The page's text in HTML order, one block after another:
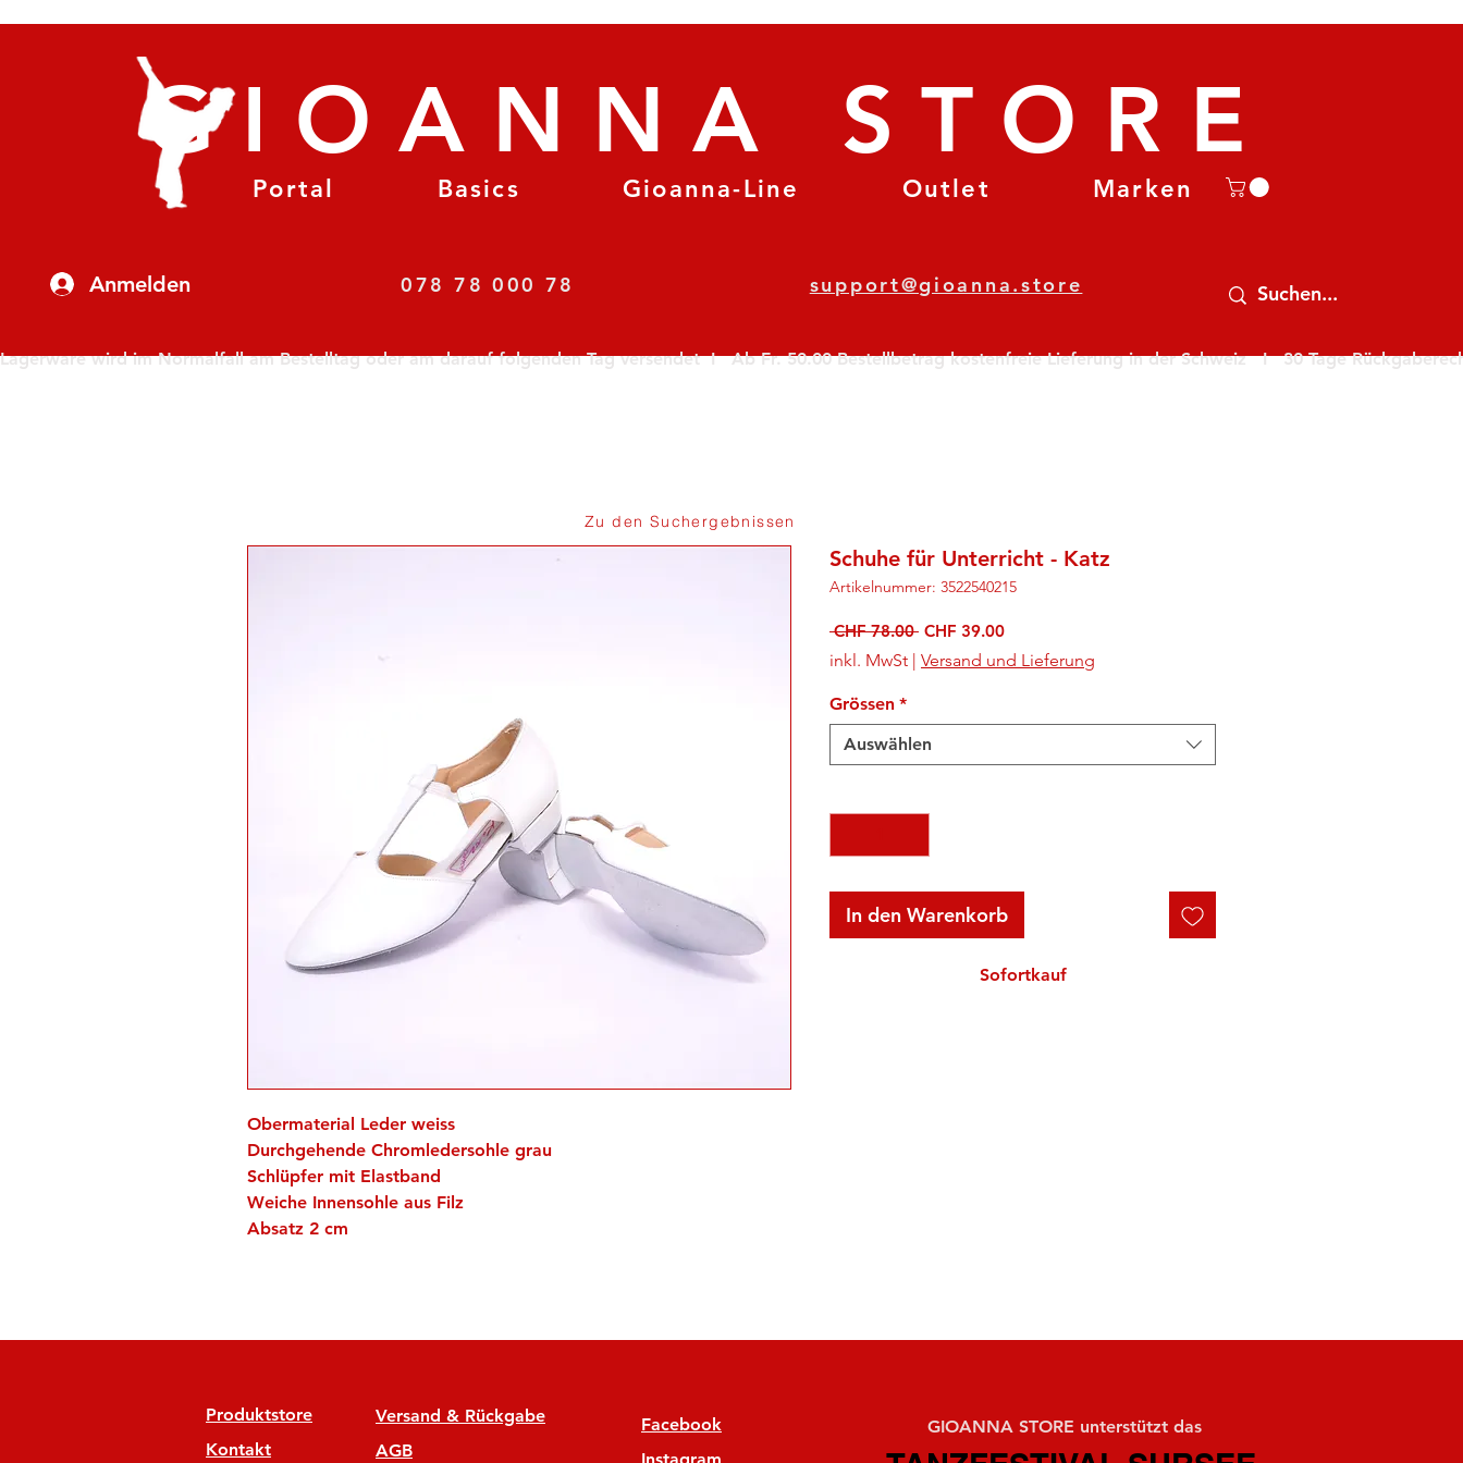
Anmelden
Portal Basics Gioanna-Line Outlet Marken
GIOANNA STORE
078 78 000 78 support@gioanna.store
Lagerware wird im Normalfall am Bestelltag oder am darauf folgenden Tag versendet  I   Ab Fr. 50.00 Bestellbetrag kostenfreie Lieferung in der Schweiz   I   30 Tage
Obermaterial Leder weiss
Durchgehende Chromledersohle grau
Schlüpfer mit Elastband
Weiche Innensohle aus Filz
Absatz 2 cm
Schuhe für Unterricht - Katz
Artikelnummer: 3522540215
CHF 78.00 Standardpreis
CHF 39.00Sale-
Preis
inkl. MwSt | Versand und Lieferung
Grössen *
Auswählen
In den Warenkorb
Sofortkauf
Zu den Suchergebnissen
Produktstore
Kontakt
Versand & Rückgabe
AGB
Facebook
GIOANNA STORE unterstützt das